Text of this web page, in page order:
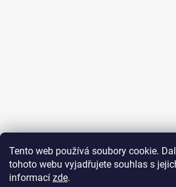
Tento web používá soubory cookie.
tohoto webu vyjadřujete souhlas s
informací zde.